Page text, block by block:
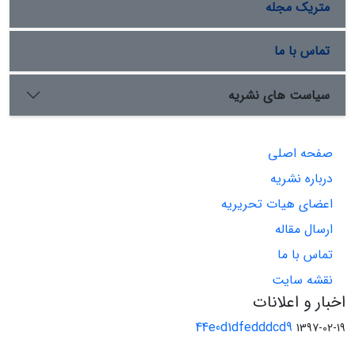
متریک مجله
تماس با ما
سیاست های نشریه
صفحه اصلی
درباره نشریه
اعضای هیات تحریریه
ارسال مقاله
تماس با ما
نقشه سایت
اخبار و اعلانات
44e0d1dfedddcd9 1397-02-19